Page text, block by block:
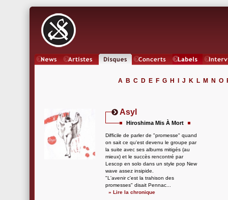
A B C D E F G H J K L M N O
Asyl
Hiroshima Mis À Mort
Difficile de parler de "promesse" quand
on sait ce qu'est devenu le groupe par
la suite avec ses albums mitigés (au
mieux) et le succès rencontré par
Lescop en solo dans un style pop New
wave assez insipide.
"L'avenir c'est la trahison des
promesses" disait Pennac...
» Lire la chronique